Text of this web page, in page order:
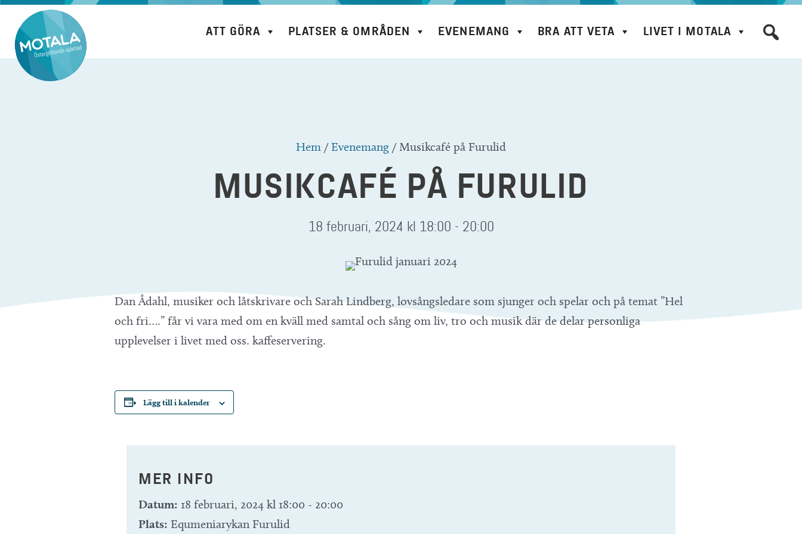
Hoppa
innehåll
ATT GÖRA PLATSER & OMRÅDEN EVENEMANG BRA ATT VETA LIVET I MOTALA
Hem /Evenemang / Musikcafé på Furulid
MUSIKCAFÉ PÅ FURULID
18 februari, 2024 kl 18:00 - 20:00
Dan Ådahl, musiker och låtskrivare och Sarah Lindberg, lovsångsledare som sjunger och spelar och på temat ”Hel
och fri….” får vi vara med om en kväll med samtal och sång om liv, tro och musik där de delar personliga
upplevelser i livet med oss. kaffeservering.
Lägg till i kalender
MER INFO
Datum: 18 februari, 2024 kl 18:00 - 20:00
Plats: Equmeniarykan Furulid